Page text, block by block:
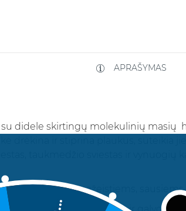
APRAŠYMAS
su didele skirtingų molekulinių masių
lūžinėjantiems, pažeistiems,